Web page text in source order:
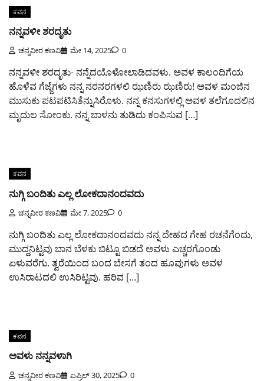
ಕವನ
ನನ್ನವಳೀ ಶರದೃತು
ಚನ್ನವೀರ ಕಣವಿ ಮೇ 14, 2025 0
ನನ್ನವಳೀ ಶರದೃತು- ನನ್ನೆದಯೊಳೋಲಾಡಿದವಳು. ಅವಳ ಕಾಲಂದಿಗೆಯ
ಹೊಳೆವ ಗೆಜ್ಜೆಗಳು ನನ್ನ ನರನರಗಳಲಿ ಝಣಿರು ಝಣಿರು! ಅವಳ ಮಂಜಿನ
ಮುಸುಕು ಪಟಪಟಿಸಿತೆನ್ನುಸಿರೊಳು. ನನ್ನ ಕನಸುಗಳಲ್ಲಿ ಅವಳ ತಲೆಗೂದಲಿನ
ಮೃದುಲ ಸೋಂಕು. ನನ್ನ ಬಾಳನು ತುಡಿದು ಕಂಪಿಸುವ […]
ಕವನ
ನುಗ್ಗಿ ಬಂದಿತು ಎಲ್ಲ ಲೋಕದಾನಂದವದು
ಚನ್ನವೀರ ಕಣವಿ ಮೇ 7, 2025 0
ನುಗ್ಗಿ ಬಂದಿತು ಎಲ್ಲ ಲೋಕದಾನಂದವದು ನನ್ನ ದೇಹದ ಗೇಹ ರಚನೆಗೆಂದು,
ಮುದ್ದನಿಟ್ಟವು ಬಾನ ಬೆಳಕು ಬಿಟ್ಟೂ ಬಿಡದೆ ಅವಳು ಎಚ್ಚರಗೊಂಡು
ಏಳುವರೆಗು. ತ್ವರೆಯಿಂದ ಬಂದ ಬೇಸಗೆ ತಂದ ಹೂವುಗಳು ಅವಳ
ಉಸಿರಾಟದಲಿ ಉಸಿರಿಟ್ಟವು. ಹರಿವ […]
ಕವನ
ಅವಳು ನನ್ನವಳಾಗಿ
ಚನ್ನವೀರ ಕಣವಿ ಏಪ್ರಿಲ್ 30, 2025 0